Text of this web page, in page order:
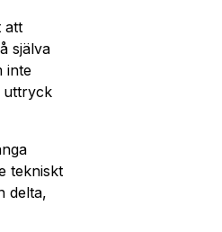
att
själva
inte
uttryck
tekniskt
delta,